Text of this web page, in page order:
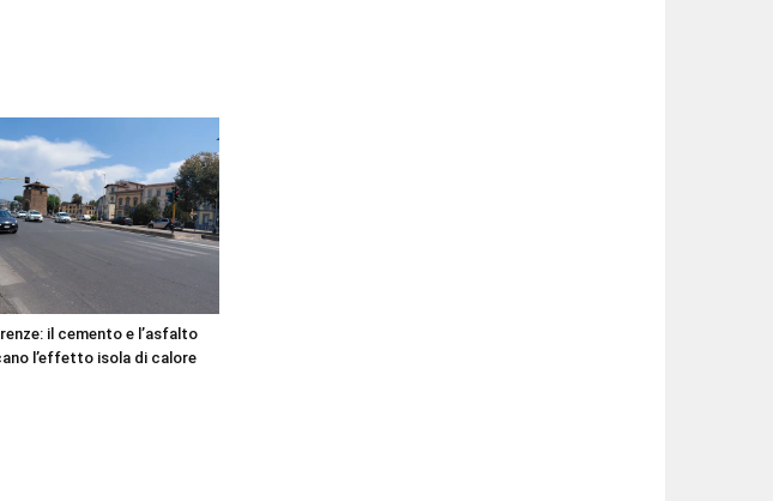
il cemento e l’asfalto
l’effetto isola di calore